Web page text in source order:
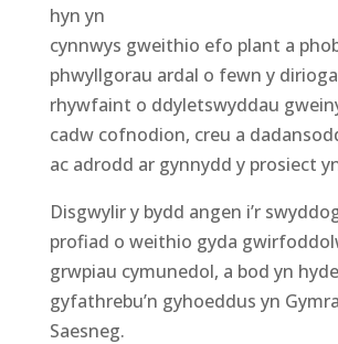
hyn yn
cynnwys gweithio efo plant a
phwyllgorau ardal o fewn y
rhywfaint o ddyletswyddau
cadw cofnodion, creu a
ac adrodd ar gynnydd y prosiect
Disgwylir y bydd angen i’r
profiad o weithio gyda
grwpiau cymunedol, a bod yn
gyfathrebu’n gyhoeddus yn
Saesneg.